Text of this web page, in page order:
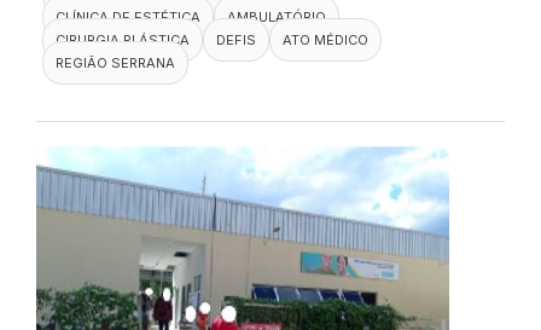
CLÍNICA DE ESTÉTICA
AMBULATÓRIO
CIRURGIA PLÁSTICA
DEFIS
ATO MÉDICO
REGIÃO SERRANA